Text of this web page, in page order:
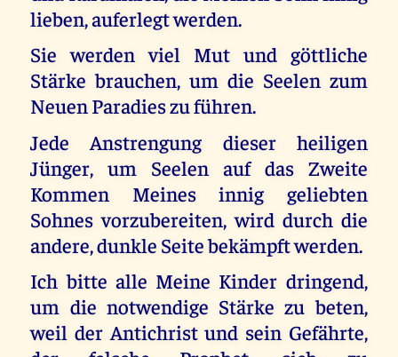
lieben, auferlegt werden.
Sie werden viel Mut und göttliche
Stärke brauchen, um die Seelen zum
Neuen Paradies zu führen.
Jede Anstrengung dieser heiligen
Jünger, um Seelen auf das Zweite
Kommen Meines innig geliebten
Sohnes vorzubereiten, wird durch die
andere, dunkle Seite bekämpft werden.
Ich bitte alle Meine Kinder dringend,
um die notwendige Stärke zu beten,
weil der Antichrist und sein Gefährte,